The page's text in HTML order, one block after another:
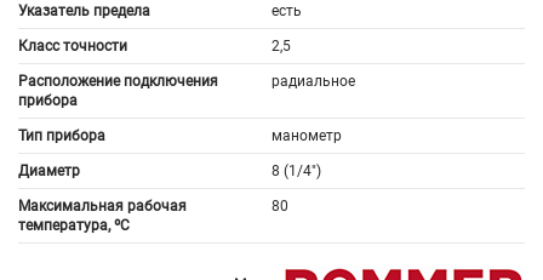
Указатель предела есть
Класс точности 2,5
Расположение подключения
прибора
радиальное
Тип прибора манометр
Диаметр 8 (1/4")
Максимальная рабочая
температура, ºС
80